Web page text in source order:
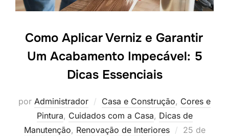
Como Aplicar Verniz e Garantir
Um Acabamento Impecável: 5
Dicas Essenciais
por Administrador Casa e Construção, Cores e
Pintura, Cuidados com a Casa, Dicas de
Manutenção, Renovação de Interiores
Postado
25 de